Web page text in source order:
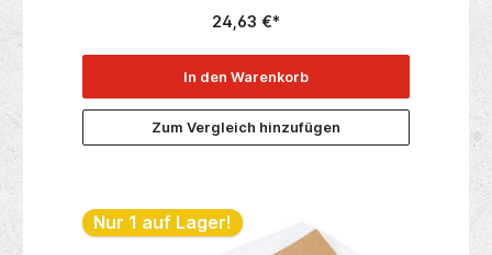
Daten:• Verpackungseinheit 1
24,63 €*
In den Warenkorb
Zum Vergleich hinzufügen
Nur 1 auf Lager!